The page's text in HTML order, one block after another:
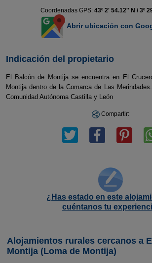
Coordenadas GPS: 43º 2' 54.12'' N / 3º
Abrir ubicación con
Indicación del propietario
El Balcón de Montija se encuentra en El
Montija dentro de la Comarca de Las
Comunidad Autónoma Castilla y León
Compartir:
¿Has estado en este
cuéntanos tu
Alojamientos rurales cercanos a
Montija (Loma de Montija)